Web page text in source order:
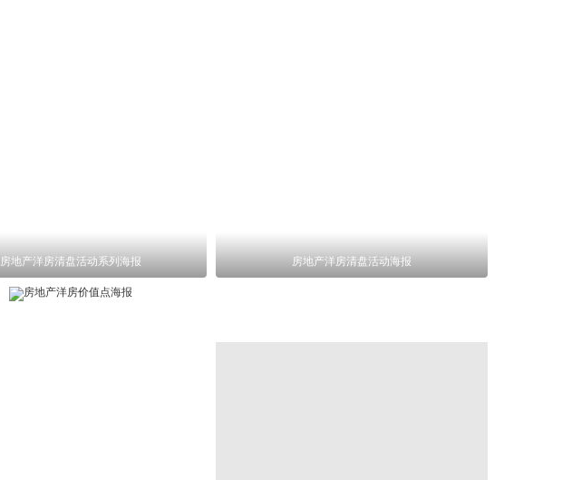
房地产洋房清盘活动系列海报 房地产洋房清盘活动海报